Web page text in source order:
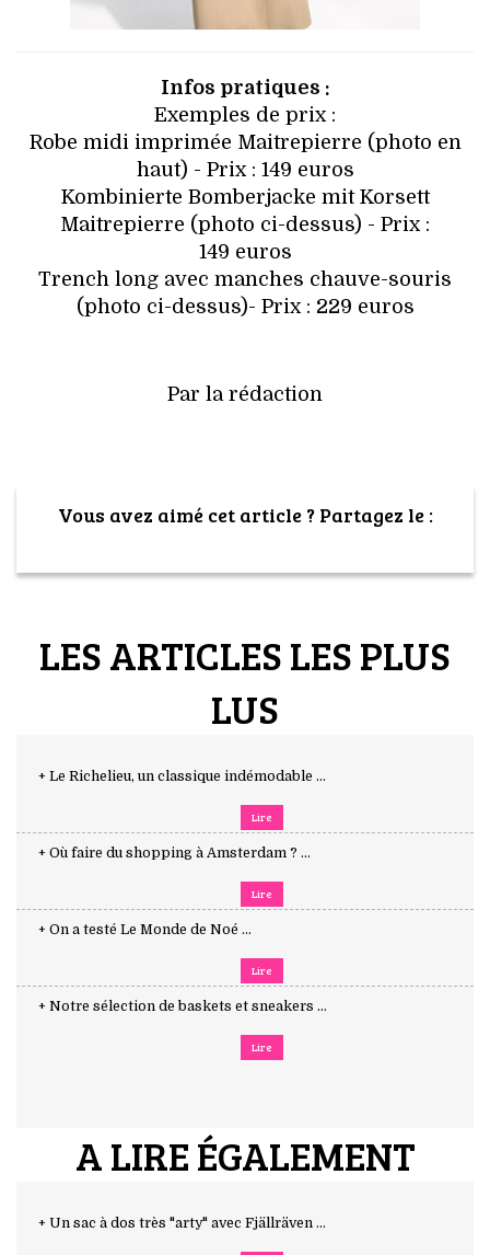
Infos pratiques :
Exemples de prix :
Robe midi imprimée Maitrepierre (photo en
haut) - Prix : 149 euros
Kombinierte Bomberjacke mit Korsett
Maitrepierre (photo ci-dessus) - Prix :
149 euros
Trench long avec manches chauve-souris
(photo ci-dessus)- Prix : 229 euros
Par la rédaction
Vous avez aimé cet article ? Partagez le :
LES ARTICLES LES PLUS
LUS
+ Le Richelieu, un classique indémodable ...
Lire
+ Où faire du shopping à Amsterdam ? ...
Lire
+ On a testé Le Monde de Noé ...
Lire
+ Notre sélection de baskets et sneakers ...
Lire
A LIRE ÉGALEMENT
+ Un sac à dos très "arty" avec Fjällräven ...